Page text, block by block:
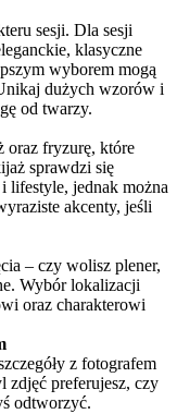
sesji. Dla sesji
klasyczne
wyborem mogą
dużych wzorów i
od twarzy.
oraz fryzurę, które
sprawdzi się
lifestyle, jednak można
akcenty, jeśli
– czy wolisz plener,
Wybór lokalizacji
oraz charakterowi
z fotografem
zdjęć preferujesz, czy
odtworzyć.